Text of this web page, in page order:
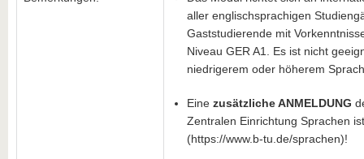
aller englischsprachigen
Gaststudierende mit
Niveau GER A1. Es ist nicht
niedrigerem oder höherem
Eine zusätzliche ANMELDUNG
Zentralen Einrichtung Sprachen
(https://www.b-tu.de/sprachen)!